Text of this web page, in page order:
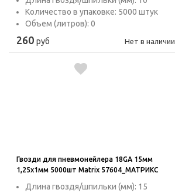
Количество в упаковке: 5000 штук
Объем (литров): 0
260 руб Нет в наличии
Гвозди для пневмонейлера 18GA 15мм
1,25х1мм 5000шт Matrix 57604_МАТРИКС
Длина гвоздя/шпильки (мм): 15